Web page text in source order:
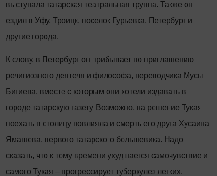
выступала татарская театральная труппа. Также он
ездил в Уфу, Троицк, поселок Гурьевка, Петербург и
другие города.
К слову, в Петербург он прибывает по приглашению
религиозного деятеля и философа, переводчика Мусы
Бигиева, вместе с которым они хотели издавать в
городе татарскую газету. Возможно, на решение Тукая
поехать в столицу повлияла и смерть его друга Хусаина
Ямашева, первого татарского большевика. Надо
сказать, что к тому времени ухудшается самочувствие и
самого Тукая – прогрессирует туберкулез легких.